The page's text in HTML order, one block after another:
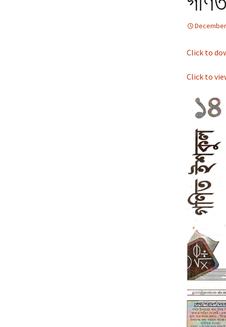
Bhabchho
হাতেকলমে বিজ্ঞান ২ |
হাতেকলমে বিজ্ঞান |
Hatekolome
জীববিজ্ঞানের যত
Jibbigganer
জীবনের গাণিতিক
জেনেটিক্স ও গেইম
Jiboner Ganitik
Rohossyo:
Genetics O
জ্যোতির্বিজ্ঞান ও
জ্যোতির্পদার্থবিজ্ঞান :
অলিম্পিয়াড |
Lokkho Jokhon
জাতীয় চিকিৎসা
কর্মপরিকল্পনা
National Medical
Biotechnology
Plan (2018-2027)
Click to
Click to